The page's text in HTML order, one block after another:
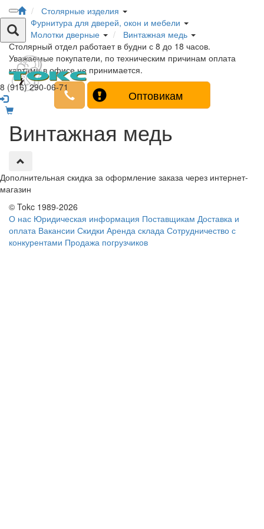
8 (916) 290-06-71
Столярные изделия
Фурнитура для дверей, окон и мебели
Молотки дверные
Винтажная медь
Столярный отдел работает в будни с 8 до 18 часов.
Уважаемые покупатели, по техническим причинам оплата
картами в офисе не принимается.
Оптовикам
Винтажная медь
Дополнительная скидка за оформление заказа через интернет-
магазин
© Tokc 1989-2026
О нас Юридическая информация Поставщикам Доставка и
оплата Вакансии Скидки Аренда склада Сотрудничество с
конкурентами Продажа погрузчиков